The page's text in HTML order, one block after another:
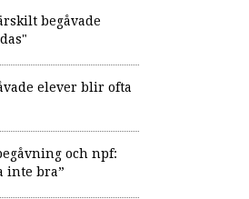
begåvade
elever blir ofta
och npf:
inte bra”